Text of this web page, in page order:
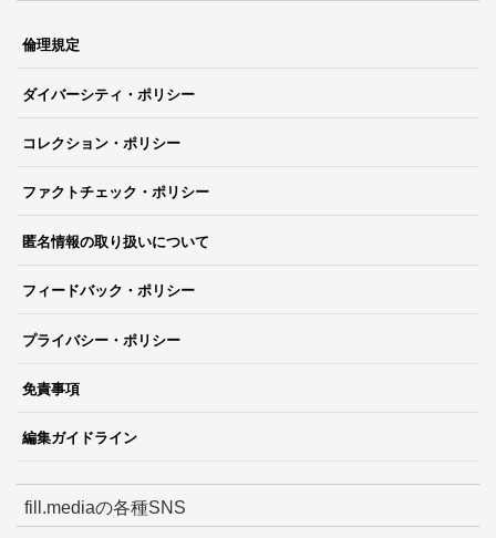
倫理規定
ダイバーシティ・ポリシー
コレクション・ポリシー
ファクトチェック・ポリシー
匿名情報の取り扱いについて
フィードバック・ポリシー
プライバシー・ポリシー
免責事項
編集ガイドライン
fill.mediaの各種SNS